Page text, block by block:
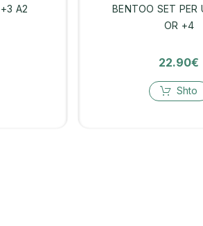
A2
BENTOO SET PER
OR +4
22.90€
Shto